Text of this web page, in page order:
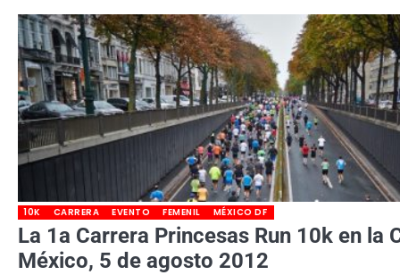
10K CARRERA EVENTO FEMENIL MÉXICO DF
La 1a Carrera Princesas Run 10k en la
México, 5 de agosto 2012